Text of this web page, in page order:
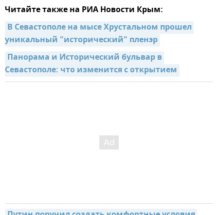
Читайте также на РИА Новости Крым:
В Севастополе на мысе Хрустальном прошел
уникальный "исторический" пленэр
Панорама и Исторический бульвар в
Севастополе: что изменится с открытием